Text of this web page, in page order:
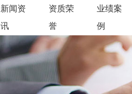
新闻资
讯
资质荣
誉
业绩案
例